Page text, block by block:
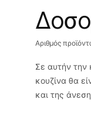
Αριθμός
Σε αυτήν την
κουζίνα θα
και της